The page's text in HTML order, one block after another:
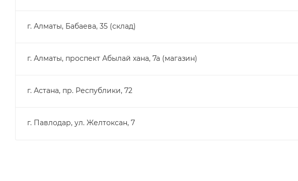
г. Алматы, Бабаева, 35 (склад)
г. Алматы, проспект Абылай хана, 7а (магазин)
г. Астана, пр. Республики, 72
г. Павлодар, ул. Желтоксан, 7